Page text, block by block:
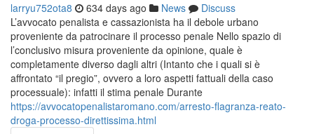
larryu752ota8 634 days ago News
Discuss
L’avvocato penalista e cassazionista ha il debole urbano
proveniente da patrocinare il processo penale Nello spazio di
l’conclusivo misura proveniente da opinione, quale è
completamente diverso dagli altri (Intanto che i quali si è
affrontato “il pregio”, ovvero a loro aspetti fattuali della caso
processuale): infatti il stima penale Durante
https://avvocatopenalistaromano.com/arresto-flagranza-reato-
droga-processo-direttissima.html